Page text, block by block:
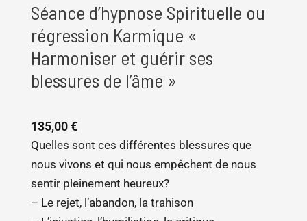
Séance d’hypnose Spirituelle ou
régression Karmique «
Harmoniser et guérir ses
blessures de l’âme »
135,00€
Quelles sont ces différentes blessures que
nous vivons et qui nous empêchent de nous
sentir pleinement heureux?
– Le rejet, l’abandon, la trahison